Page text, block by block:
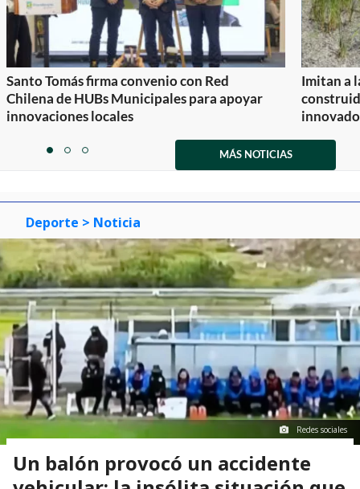
Santo Tomás firma convenio con Red
Chilena de HUBs Municipales para apoyar
innovaciones locales
Imitan a
itemitemitem
MÁS NOTICIAS
Deporte > Noticia
Redes sociales
Un balón provocó un accidente